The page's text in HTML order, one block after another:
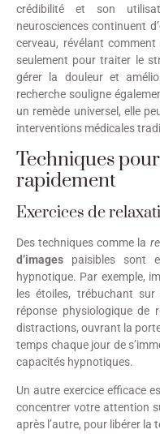
crédibilité et son
neurosciences continuent
cerveau, révélant
seulement pour traiter le
gérer la douleur et
recherche souligne
un remède universel, elle
interventions médicales
Techniques
rapidement
Exercices de
Des techniques comme la
d’images paisibles sont
hypnotique. Par exemple,
les étoiles, trébuchant
réponse physiologique de
distractions, ouvrant la
temps chaque jour de
capacités hypnotiques.
Un autre exercice efficace
concentrer votre attention
après l’autre, pour libérer